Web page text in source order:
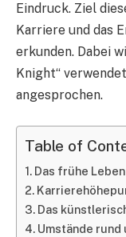
Eindruck. Ziel
Karriere und das
erkunden. Dabei
Knight“
angesprochen.
Table of
Das frühe
Das
Umstände rund